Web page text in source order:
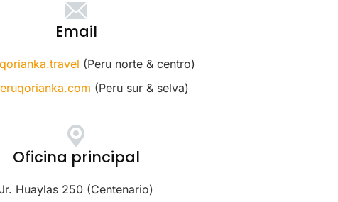
Email
(Peru norte & centro)
(Peru sur & selva)
Oficina principal
Huaylas 250 (Centenario)